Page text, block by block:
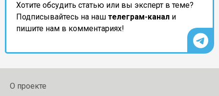
Хотите обсудить статью или вы эксперт в теме?
Подписывайтесь на наш телеграм-канал и
пишите нам в комментариях!
О проекте